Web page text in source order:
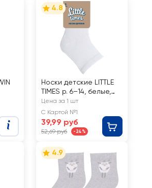
4.8
Носки детские LITTLE
TIMES р. 6–14, белые,
Арт. LT-1-WH
Цена за 1 шт
С Картой №1
39,99 руб
52,69 руб -24%
4.9